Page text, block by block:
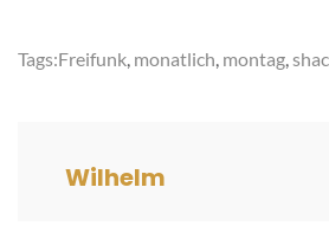
Tags:Freifunk, monatlich, montag,
Wilhelm